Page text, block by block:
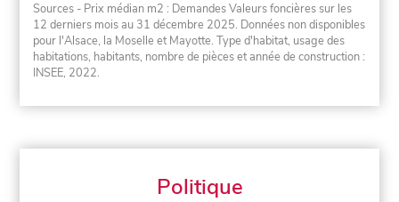
Sources - Prix médian m2 : Demandes Valeurs foncières sur les
12 derniers mois au 31 décembre 2025. Données non disponibles
pour l'Alsace, la Moselle et Mayotte. Type d'habitat, usage des
habitations, habitants, nombre de pièces et année de construction :
INSEE, 2022.
Politique